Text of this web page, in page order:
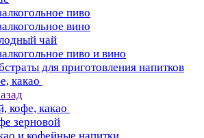
пиво
вино
чай
пиво и вино
для приготовления напитков
какао
кофе, какао
зерновой